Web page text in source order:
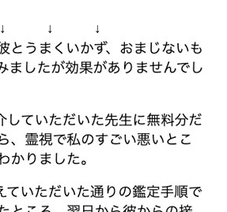
↓ ↓ ↓